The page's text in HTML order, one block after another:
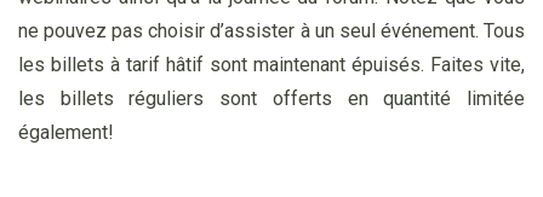
ne pouvez pas choisir d’assister à un seul événement. Tous
les billets à tarif hâtif sont maintenant épuisés. Faites vite,
les billets réguliers sont offerts en quantité limitée
également!